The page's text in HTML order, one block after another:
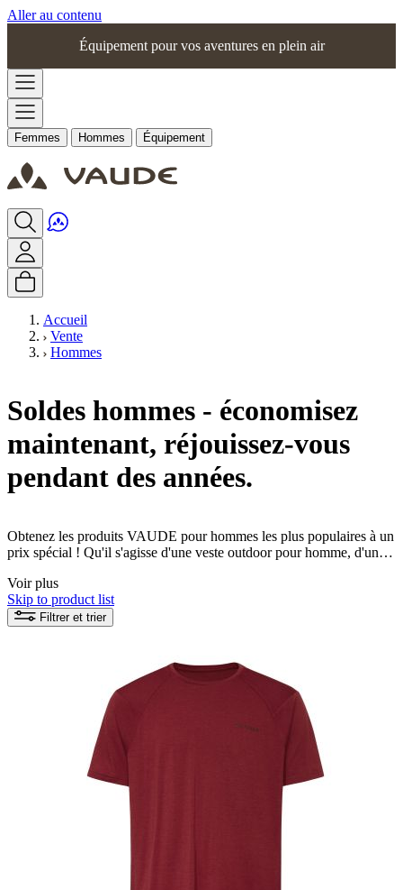
Aller au contenu
Équipement pour vos aventures en plein air
Femmes Hommes Équipement
Accueil
Vente
Hommes
Soldes hommes - économisez
maintenant, réjouissez-vous
pendant des années.
Obtenez les produits VAUDE pour hommes les plus populaires à un
prix spécial ! Qu'il s'agisse d'une veste outdoor pour homme, d'un
VAUDE sont fabriqués de manière écologique et équitable. Votre
expérience durable de la nature peut commencer !
Voir plus
Skip to product list
Filtrer et trier